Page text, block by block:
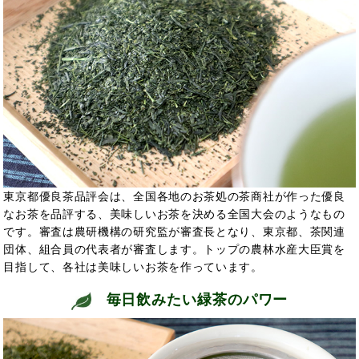
東京都優良茶品評会は、全国各地のお茶処の茶商社が作った優良
なお茶を品評する、美味しいお茶を決める全国大会のようなもの
です。審査は農研機構の研究監が審査長となり、東京都、茶関連
団体、組合員の代表者が審査します。トップの農林水産大臣賞を
目指して、各社は美味しいお茶を作っています。
毎日飲みたい緑茶のパワー